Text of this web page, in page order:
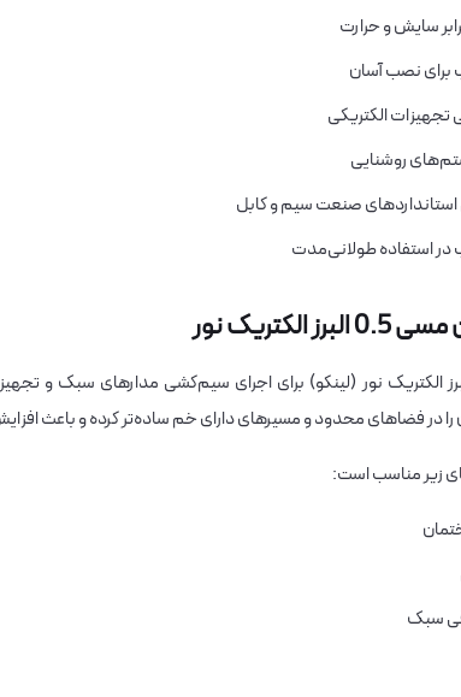
برای نصب آسان
الکتریکی
روشنایی
صنعت سیم و کابل
در استفاده طولانی‌مدت
نور
افشان مسی 0.5 البرز الکتریک نور (لینکو) برای اجرای سیم‌کشی مدارهای
در فضاهای محدود و مسیرهای دارای خم ساده‌تر کرده و باعث
زیر مناسب است:
سبک